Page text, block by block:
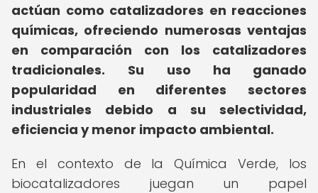
actúan como catalizadores en reacciones
químicas, ofreciendo numerosas ventajas
en comparación con los catalizadores
tradicionales.
Su uso ha ganado
popularidad en diferentes sectores
industriales debido a su selectividad,
eficiencia y menor impacto ambiental.
En el contexto de la Química Verde, los
biocatalizadores juegan un papel